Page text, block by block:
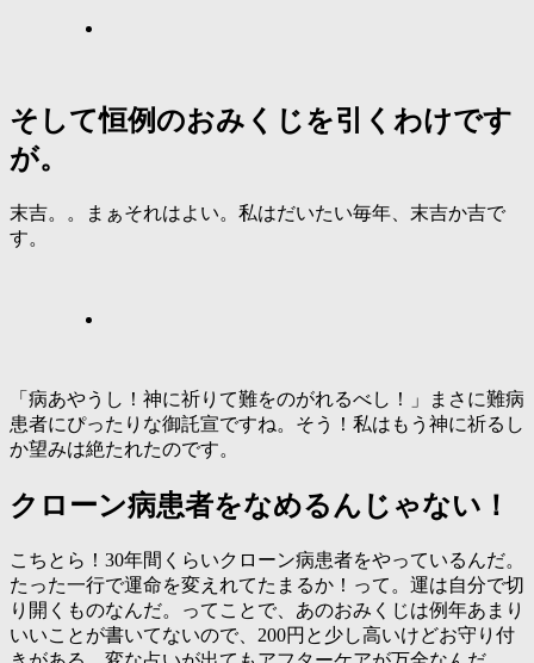
そして恒例のおみくじを引くわけです
が。
末吉。。まぁそれはよい。私はだいたい毎年、末吉か吉で
す。
「病あやうし！神に祈りて難をのがれるべし！」まさに難病
患者にぴったりな御託宣ですね。そう！私はもう神に祈るし
か望みは絶たれたのです。
クローン病患者をなめるんじゃない！
こちとら！30年間くらいクローン病患者をやっているんだ。
たった一行で運命を変えれてたまるか！って。運は自分で切
り開くものなんだ。ってことで、あのおみくじは例年あまり
いいことが書いてないので、200円と少し高いけどお守り付